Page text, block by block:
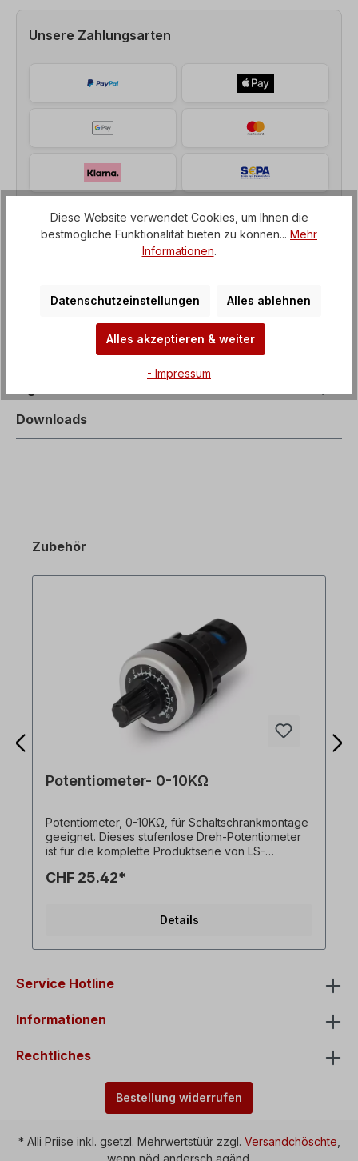
Unsere Zahlungsarten
Beschreibung
Frequenzumrichter iS7 – der Alleskönner 22 kW,
3x400V, 45A, Bremswiderstand, EMV-Filter, IP54,
Zwischenkreisdrossel (DC reac…Mehr
Downloads
Zubehör
Potentiometer- 0-10KΩ
Potentiometer, 0-10KΩ, für Schaltschrankmontage
geeignet. Dieses stufenlose Dreh-Potentiometer
ist für die komplette Produktserie von LS-
kann über Schraubklemmen angeschlossen
CHF 25.42*
Details
Service Hotline
Informationen
Rechtliches
Bestellung widerrufen
* Alli Priise inkl. gsetzl. Mehrwertstüür zzgl. Versandchöschte
Diese Website verwendet Cookies, um Ihnen die
bestmögliche Funktionalität bieten zu können... Mehr
Informationen.
Datenschutzeinstellungen Alles ablehnen
Alles akzeptieren & weiter
- Impressum